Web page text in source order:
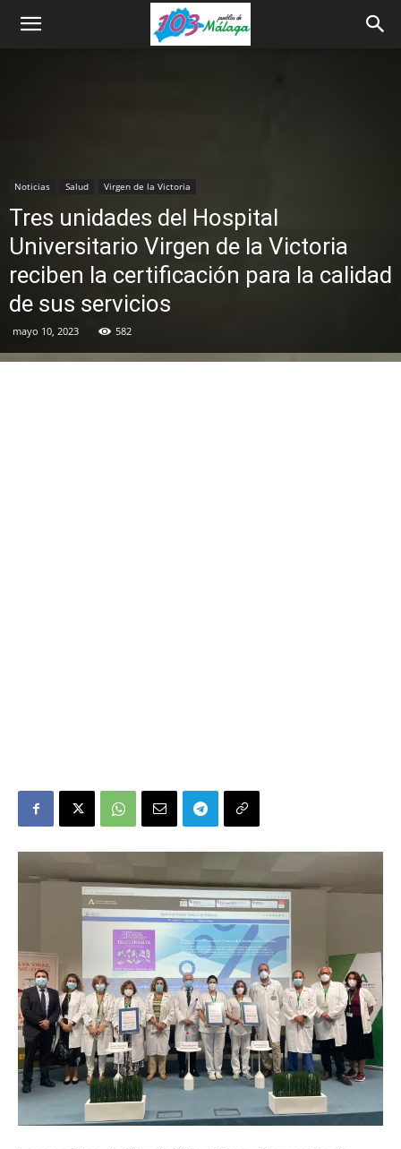
Noticias Salud Virgen de la Victoria
Tres unidades del Hospital
Universitario Virgen de la Victoria
reciben la certificación para la calidad
de sus servicios
mayo 10, 2023 582